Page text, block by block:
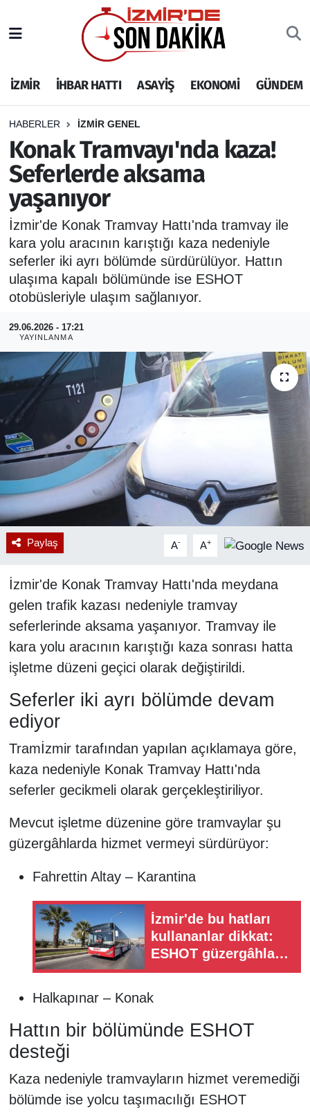
İZMİR İHBAR HATTI ASAYİŞ EKONOMİ GÜNDEM
HABERLER İZMİR GENEL
Konak Tramvayı'nda kaza!
Seferlerde aksama
yaşanıyor
İzmir'de Konak Tramvay Hattı'nda tramvay ile
kara yolu aracının karıştığı kaza nedeniyle
seferler iki ayrı bölümde sürdürülüyor. Hattın
ulaşıma kapalı bölümünde ise ESHOT
otobüsleriyle ulaşım sağlanıyor.
29.06.2026 - 17:21
YAYINLANMA
Paylaş A- A+
İzmir'de Konak Tramvay Hattı'nda meydana
gelen trafik kazası nedeniyle tramvay
seferlerinde aksama yaşanıyor. Tramvay ile
kara yolu aracının karıştığı kaza sonrası hatta
işletme düzeni geçici olarak değiştirildi.
Seferler iki ayrı bölümde devam
ediyor
Tramİzmir tarafından yapılan açıklamaya göre,
kaza nedeniyle Konak Tramvay Hattı'nda
seferler gecikmeli olarak gerçekleştiriliyor.
Mevcut işletme düzenine göre tramvaylar şu
güzergâhlarda hizmet vermeyi sürdürüyor:
Fahrettin Altay – Karantina
İzmir'de bu hatları
kullananlar dikkat:
ESHOT güzergâhları
değiştirdi
Halkapınar – Konak
Hattın bir bölümünde ESHOT
desteği
Kaza nedeniyle tramvayların hizmet veremediği
bölümde ise yolcu taşımacılığı ESHOT
İHBAR HATTI
DEPREM
GENEL
EKONOMİ
SİYASET
SPOR
ASAYİŞ
RESMİ REKLAM
İzmir Nöbetçi Eczaneler
İzmir Hava Durumu
İzmir Namaz Vakitleri
İzmir Trafik Yoğunluk Haritası
Puan Durumu ve Fikstür
Tüm Manşetler
Son Dakika Haberleri
Haber Arşivi